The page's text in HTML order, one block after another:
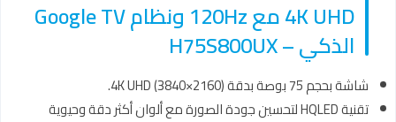
4K UHD مع 120Hz ونظام Google TV
الذكي – H75S800UX
شاشة بحجم 75 بوصة بدقة 4K UHD (3840×2160).
تقنية HQLED لتحسين جودة الصورة مع ألوان أكثر دقة وحيوية